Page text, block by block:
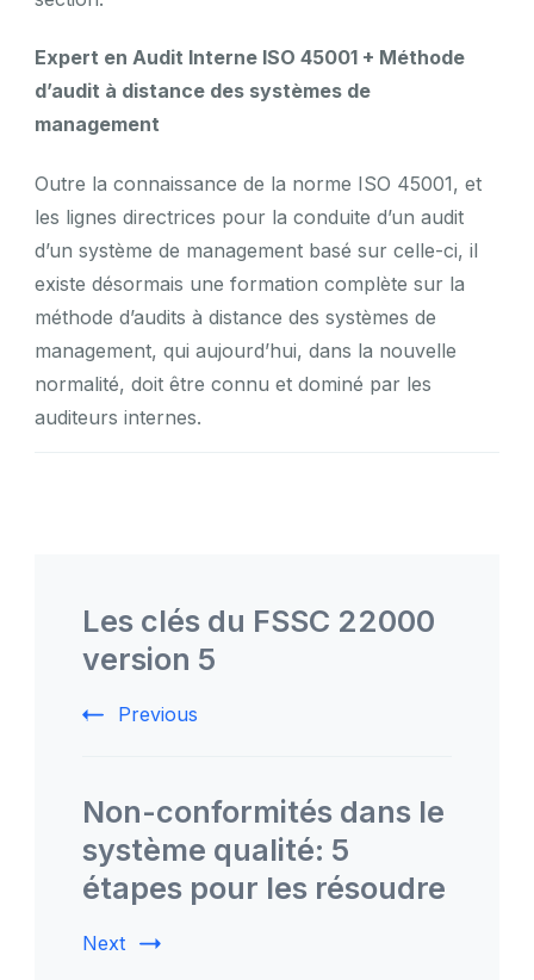
Expert en Audit Interne ISO 45001 + Méthode
d’audit à distance des systèmes de
management
Outre la connaissance de la norme ISO 45001, et
les lignes directrices pour la conduite d’un audit
d’un système de management basé sur celle-ci, il
existe désormais une formation complète sur la
méthode d’audits à distance des systèmes de
management, qui aujourd’hui, dans la nouvelle
normalité, doit être connu et dominé par les
auditeurs internes.
Navigation
Les clés du FSSC 22000
version 5
Previous
Non-conformités dans le
système qualité: 5
étapes pour les résoudre
Next